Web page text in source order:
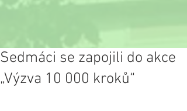
Sedmáci se zapojili do akce
„Výzva 10 000 kroků“